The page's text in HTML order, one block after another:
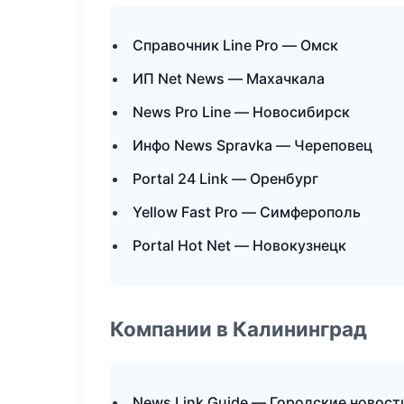
Справочник Line Pro — Омск
ИП Net News — Махачкала
News Pro Line — Новосибирск
Инфо News Spravka — Череповец
Portal 24 Link — Оренбург
Yellow Fast Pro — Симферополь
Portal Hot Net — Новокузнецк
Компании в Калининград